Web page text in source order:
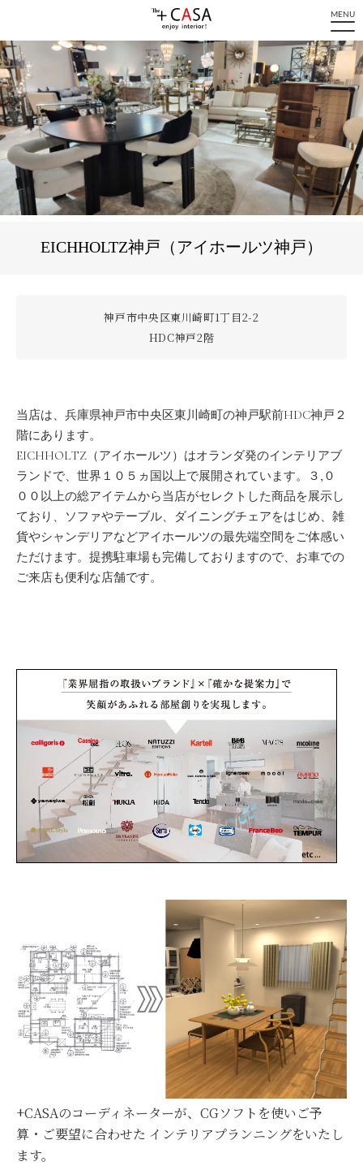
MENU
EICHHOLTZ神戸（アイホールツ神戸）
神戸市中央区東川崎町1丁目2-2
HDC神戸2階
当店は、兵庫県神戸市中央区東川崎町の神戸駅前HDC神戸２
階にあります。
EICHHOLTZ（アイホールツ）はオランダ発のインテリアブ
ランドで、世界１０５ヵ国以上で展開されています。３,０
００以上の総アイテムから当店がセレクトした商品を展示し
ており、ソファやテーブル、ダイニングチェアをはじめ、雑
貨やシャンデリアなどアイホールツの最先端空間をご体感い
ただけます。提携駐車場も完備しておりますので、お車での
ご来店も便利な店舗です。
+CASAのコーディネーターが、CGソフトを使いご予
算・ご要望に合わせた インテリアプランニングをいたし
ます。